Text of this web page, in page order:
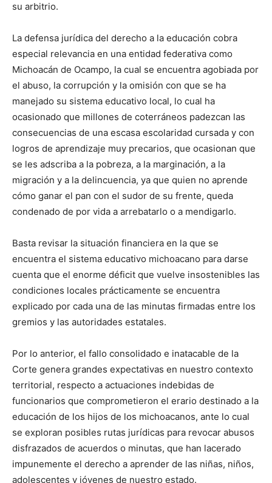
su arbitrio.
La defensa jurídica del derecho a la educación cobra
especial relevancia en una entidad federativa como
Michoacán de Ocampo, la cual se encuentra agobiada por
el abuso, la corrupción y la omisión con que se ha
manejado su sistema educativo local, lo cual ha
ocasionado que millones de coterráneos padezcan las
consecuencias de una escasa escolaridad cursada y con
logros de aprendizaje muy precarios, que ocasionan que
se les adscriba a la pobreza, a la marginación, a la
migración y a la delincuencia, ya que quien no aprende
cómo ganar el pan con el sudor de su frente, queda
condenado de por vida a arrebatarlo o a mendigarlo.
Basta revisar la situación financiera en la que se
encuentra el sistema educativo michoacano para darse
cuenta que el enorme déficit que vuelve insostenibles las
condiciones locales prácticamente se encuentra
explicado por cada una de las minutas firmadas entre los
gremios y las autoridades estatales.
Por lo anterior, el fallo consolidado e inatacable de la
Corte genera grandes expectativas en nuestro contexto
territorial, respecto a actuaciones indebidas de
funcionarios que comprometieron el erario destinado a la
educación de los hijos de los michoacanos, ante lo cual
se exploran posibles rutas jurídicas para revocar abusos
disfrazados de acuerdos o minutas, que han lacerado
impunemente el derecho a aprender de las niñas, niños,
adolescentes y jóvenes de nuestro estado.